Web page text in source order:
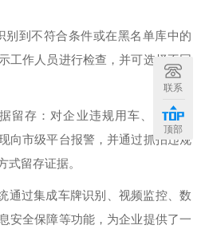
别到不符合条件或在黑名单库中的
工作人员进行检查，并可选择不同
留存：对企业违规用车、违规开
向市级平台报警，并通过抓拍违规
式留存证据。
通过集成车牌识别、视频监控、数
安全保障等功能，为企业提供了一
联系
顶部